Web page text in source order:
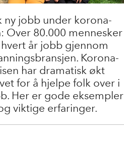
ny jobb under korona-
Over 80.000 mennesker
år jobb gjennom
Korona-
har dramatisk økt
for å hjelpe folk over i
Her er gode eksempler
viktige erfaringer.